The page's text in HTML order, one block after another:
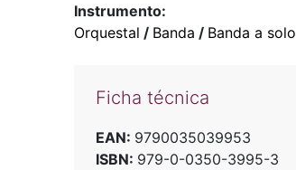
Instrumento:
Orquestal / Banda / Banda a solo
Ficha técnica
EAN: 9790035039953
ISBN: 979-0-0350-3995-3